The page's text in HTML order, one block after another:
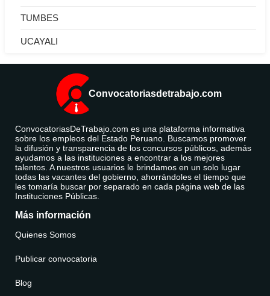
TUMBES
UCAYALI
Convocatoriasdetrabajo.com
ConvocatoriasDeTrabajo.com es una plataforma informativa
sobre los empleos del Estado Peruano. Buscamos promover
la difusión y transparencia de los concursos públicos, además
ayudamos a las instituciones a encontrar a los mejores
talentos. A nuestros usuarios le brindamos en un solo lugar
todas las vacantes del gobierno, ahorrándoles el tiempo que
les tomaría buscar por separado en cada página web de las
Instituciones Públicas.
Más información
Quienes Somos
Publicar convocatoria
Blog